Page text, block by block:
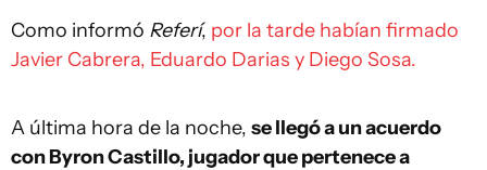
Como informó Referí, por la tarde habían firmado
Javier Cabrera, Eduardo Darias y Diego Sosa.
A última hora de la noche, se llegó a un acuerdo
con Byron Castillo, jugador que pertenece a